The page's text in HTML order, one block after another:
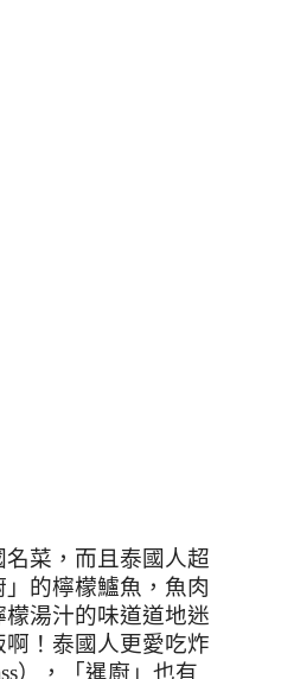
菜，而且泰國人超
的檸檬鱸魚，魚肉
湯汁的味道道地迷
！泰國人更愛吃炸
），「暹廚」也有